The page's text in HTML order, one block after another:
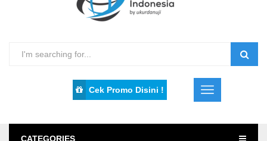
Cek Promo Disini !
CATEGORIES